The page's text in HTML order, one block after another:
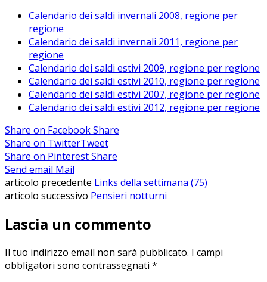
Calendario dei saldi invernali 2008, regione per
regione
Calendario dei saldi invernali 2011, regione per
regione
Calendario dei saldi estivi 2009, regione per regione
Calendario dei saldi estivi 2010, regione per regione
Calendario dei saldi estivi 2007, regione per regione
Calendario dei saldi estivi 2012, regione per regione
Share on FacebookShare
Share on TwitterTweet
Share on PinterestShare
Send email Mail
articolo precedente Links della settimana (75)
articolo successivo Pensieri notturni
Lascia un commento
Il tuo indirizzo email non sarà pubblicato. I campi
obbligatori sono contrassegnati *